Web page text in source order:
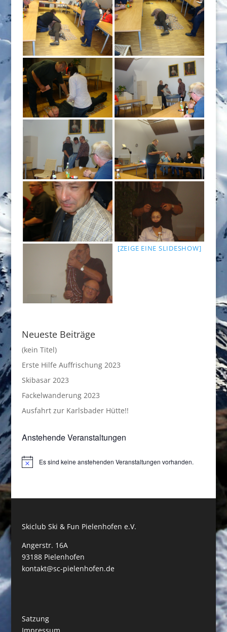
[ZEIGE EINE SLIDESHOW]
Neueste Beiträge
(kein Titel)
Erste Hilfe Auffrischung 2023
Skibasar 2023
Fackelwanderung 2023
Ausfahrt zur Karlsbader Hütte!!
Anstehende Veranstaltungen
HinweisEs sind keine anstehenden Veranstaltungen vorhanden.
Skiclub Ski & Fun Pielenhofen e.V.
Angerstr. 16A
93188 Pielenhofen
kontakt@sc-pielenhofen.de
Satzung